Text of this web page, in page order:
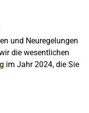
und Neuregelungen
die wesentlichen
im Jahr 2024, die Sie